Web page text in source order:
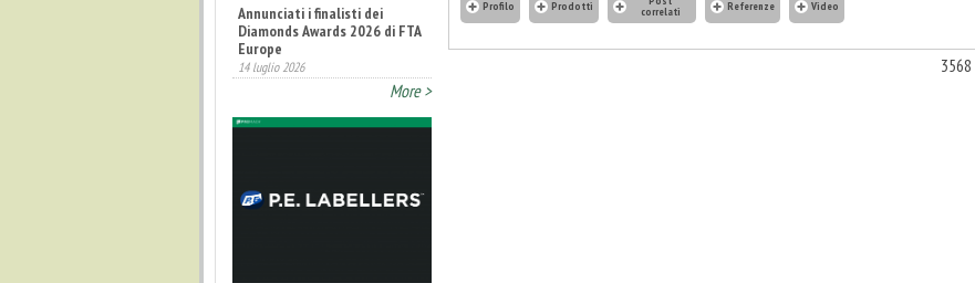
Profilo Prodotti correlati Referenze Video
3568
Annunciati i finalisti dei
Diamonds Awards 2026 di FTA
Europe
14 luglio 2026
10 luglio 2026
More >